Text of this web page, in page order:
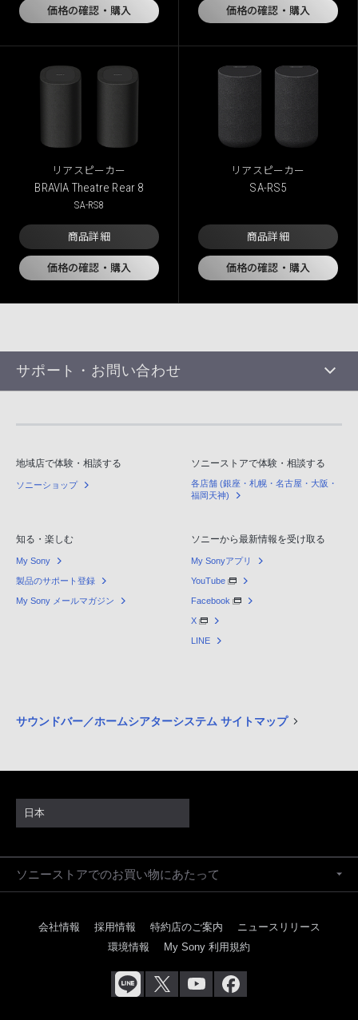
価格の確認・購入 価格の確認・購入
リアスピーカー
BRAVIA Theatre Rear 8
SA-RS8
商品詳細
価格の確認・購入
リアスピーカー
SA-RS5
商品詳細
価格の確認・購入
サポート・お問い合わせ
地域店で体験・相談する
ソニーショップ
ソニーストアで体験・相談する
各店舗 (銀座・札幌・名古屋・大阪・
福岡天神)
知る・楽しむ
My Sony
製品のサポート登録
My Sony メールマガジン
ソニーから最新情報を受け取る
My Sonyアプリ
YouTube
Facebook
X
LINE
サウンドバー／ホームシアターシステム サイトマップ
日本
ソニーストアでのお買い物にあたって
会社情報 採用情報 特約店のご案内
ニュースリリース
環境情報
My Sony 利用規約